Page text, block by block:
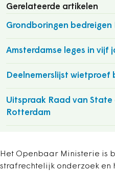
Gerelateerde artikelen
Grondboringen
Amsterdamse leges in vijf
Deelnemerslijst wietproef
Uitspraak Raad van
Rotterdam
Het Openbaar Ministerie is
strafrechtelijk onderzoek en